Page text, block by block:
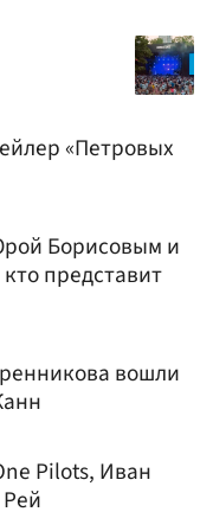
«Петровых
Борисовым и
представит
вошли
Pilots, Иван